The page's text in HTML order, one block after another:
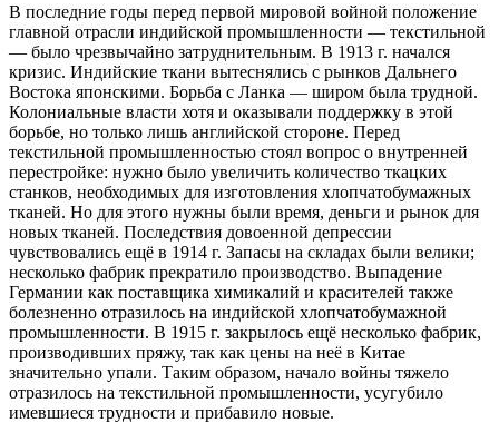
В последние годы перед первой мировой войной положение
главной отрасли индийской промышленности — текстильной
— было чрезвычайно затруднительным. В 1913 г. начался
кризис. Индийские ткани вытеснялись с рынков Дальнего
Востока японскими. Борьба с Ланка — широм была трудной.
Колониальные власти хотя и оказывали поддержку в этой
борьбе, но только лишь английской стороне. Перед
текстильной промышленностью стоял вопрос о внутренней
перестройке: нужно было увеличить количество ткацких
станков, необходимых для изготовления хлопчатобумажных
тканей. Но для этого нужны были время, деньги и рынок для
новых тканей. Последствия довоенной депрессии
чувствовались ещё в 1914 г. Запасы на складах были велики;
несколько фабрик прекратило производство. Выпадение
Германии как поставщика химикалий и красителей также
болезненно отразилось на индийской хлопчатобумажной
промышленности. В 1915 г. закрылось ещё несколько фабрик,
производивших пряжу, так как цены на неё в Китае
значительно упали. Таким образом, начало войны тяжело
отразилось на текстильной промышленности, усугубило
имевшиеся трудности и прибавило новые.